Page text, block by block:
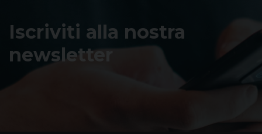
Iscriviti alla nostra
newsletter